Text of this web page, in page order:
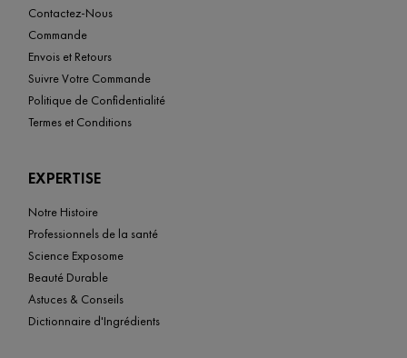
Contactez-Nous
Commande
Envois et Retours
Suivre Votre Commande
Politique de Confidentialité
Termes et Conditions
EXPERTISE
Notre Histoire
Professionnels de la santé
Science Exposome
Beauté Durable
Astuces & Conseils
Dictionnaire d'Ingrédients